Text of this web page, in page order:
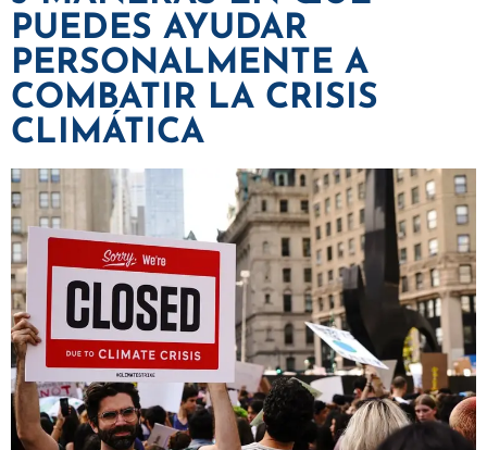
PUEDES AYUDAR
PERSONALMENTE A
COMBATIR LA CRISIS
CLIMÁTICA